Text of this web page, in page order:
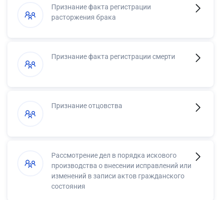
Признание факта регистрации
расторжения брака
Признание факта регистрации смерти
Признание отцовства
Рассмотрение дел в порядка искового
производства о внесении исправлений или
изменений в записи актов гражданского
состояния